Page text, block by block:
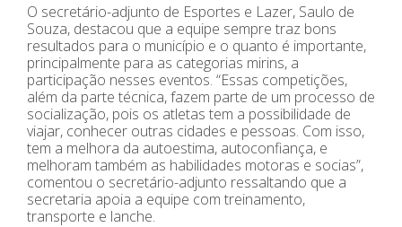
O secretário-adjunto de Esportes e Lazer, Saulo de
Souza, destacou que a equipe sempre traz bons
resultados para o município e o quanto é importante,
principalmente para as categorias mirins, a
participação nesses eventos. “Essas competições,
além da parte técnica, fazem parte de um processo de
socialização, pois os atletas tem a possibilidade de
viajar, conhecer outras cidades e pessoas. Com isso,
tem a melhora da autoestima, autoconfiança, e
melhoram também as habilidades motoras e socias”,
comentou o secretário-adjunto ressaltando que a
secretaria apoia a equipe com treinamento,
transporte e lanche.